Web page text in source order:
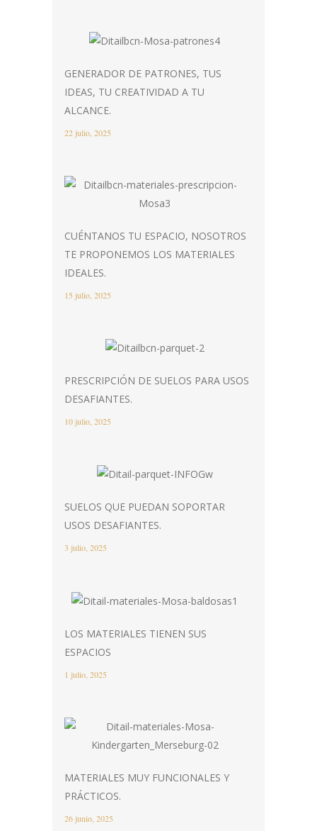
GENERADOR DE PATRONES, TUS
IDEAS, TU CREATIVIDAD A TU
ALCANCE.
22 julio, 2025
CUÉNTANOS TU ESPACIO, NOSOTROS
TE PROPONEMOS LOS MATERIALES
IDEALES.
15 julio, 2025
PRESCRIPCIÓN DE SUELOS PARA USOS
DESAFIANTES.
10 julio, 2025
SUELOS QUE PUEDAN SOPORTAR
USOS DESAFIANTES.
3 julio, 2025
LOS MATERIALES TIENEN SUS
ESPACIOS
1 julio, 2025
MATERIALES MUY FUNCIONALES Y
PRÁCTICOS.
26 junio, 2025